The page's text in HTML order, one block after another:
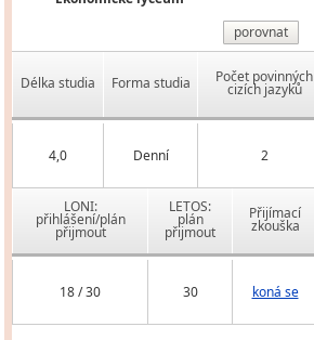
porovnat
Délka studia Forma studia Počet povinných
cizích jazyků
4,0 Denní 2
LONI:
přihlášení/plán
přijmout
LETOS:
plán
přijmout
Přijímací
zkouška
18 / 30 30 koná se